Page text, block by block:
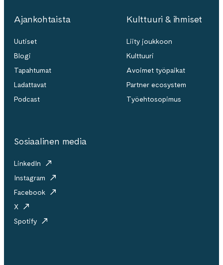
Ajankohtaista
Uutiset
Blogi
Tapahtumat
Ladattavat
Podcast
Kulttuuri & ihmiset
Liity joukkoon
Kulttuuri
Avoimet työpaikat
Partner ecosystem
Työehtosopimus
Sosiaalinen media
LinkedIn
Instagram
Facebook
X
Spotify